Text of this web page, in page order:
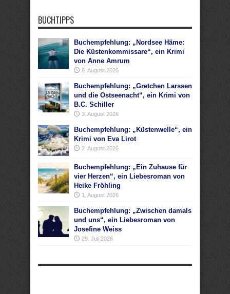
BUCHTIPPS
Buchempfehlung: „Nordsee Häme:
Die Küstenkommissare“, ein Krimi
von Anne Amrum
8. August 2026
Buchempfehlung: „Gretchen Larssen
und die Ostseenacht“, ein Krimi von
B.C. Schiller
3. August 2026
Buchempfehlung: „Küstenwelle“, ein
Krimi von Eva Lirot
2. August 2026
Buchempfehlung: „Ein Zuhause für
vier Herzen“, ein Liebesroman von
Heike Fröhling
1. August 2026
Buchempfehlung: „Zwischen damals
und uns“, ein Liebesroman von
Josefine Weiss
29. Juli 2026